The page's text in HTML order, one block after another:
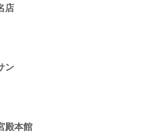
店
ン
殿本館